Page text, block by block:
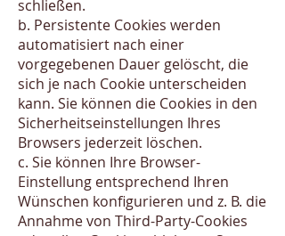
schließen.
b. Persistente Cookies werden
automatisiert nach einer
vorgegebenen Dauer gelöscht, die
sich je nach Cookie unterscheiden
kann. Sie können die Cookies in den
Sicherheitseinstellungen Ihres
Browsers jederzeit löschen.
c. Sie können Ihre Browser-
Einstellung entsprechend Ihren
Wünschen konfigurieren und z. B. die
Annahme von Third-Party-Cookies